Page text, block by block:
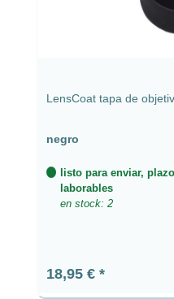
LensCoat tapa de
negro
listo para enviar,
laborables
en stock: 2
Precio normal:
18,95 €